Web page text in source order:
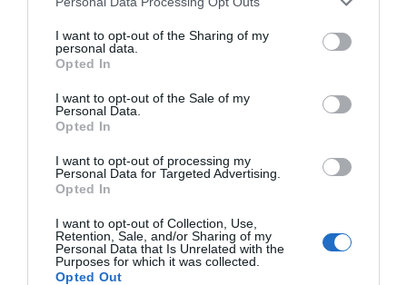
not limited to your visit or usage behaviour. You may click to
grant or deny consent to Google and its third-party tags to
use your data for below specified purposes in below Google
consent section.
I want to opt-out of the Sharing of my
personal data.
Opted In
I want to opt-out of the Sale of my
Personal Data.
Opted In
I want to opt-out of processing my
Personal Data for Targeted Advertising.
Opted In
I want to opt-out of Collection, Use,
Retention, Sale, and/or Sharing of my
Personal Data that Is Unrelated with the
Purposes for which it was collected.
Opted Out
Δείτε τι έκανε Δήμος της Εύβοιας
για τις φωτιές
07.08.2026 | 20:00
Μητέρα και γιος οι νεκροί από τη
φορτηγό
07.08.2026 | 19:40
Ράγισαν καρδιές στην Εύβοια: Το
τελευταίο «αντίο» στον 36χρονο
επιχειρηματία
07.08.2026 | 19:10
Μεγάλο πανηγύρι στην
κόσμο η Φαράκλα
(pics&vid)
μεγάλη καταστροφή